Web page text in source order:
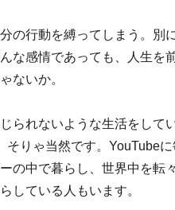
の行動を縛ってしまう。別
な感情であっても、人生を
ないか。
られないような生活をして
りゃ当然です。YouTubeに
の中で暮らし、世界中を転
している人もいます。